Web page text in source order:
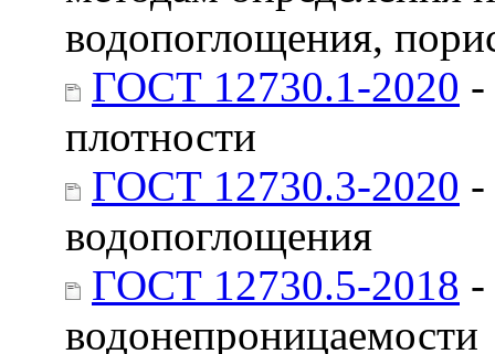
водопоглощения,
ГОСТ 12730.1-2020 -
плотности
ГОСТ 12730.3-2020 -
водопоглощения
ГОСТ 12730.5-2018 -
водонепроницаемости